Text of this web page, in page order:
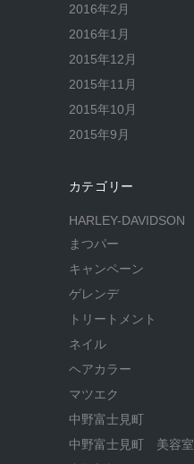
2016年2月
2016年1月
2015年12月
2015年11月
2015年10月
2015年9月
カテゴリー
HARLEY-DAVIDSON
まつパー
キャンペーン
ゲレンデ
トリートメント
ネイル
ヘアカラー
マツエク
中野富士見町
中野富士見町 美容室